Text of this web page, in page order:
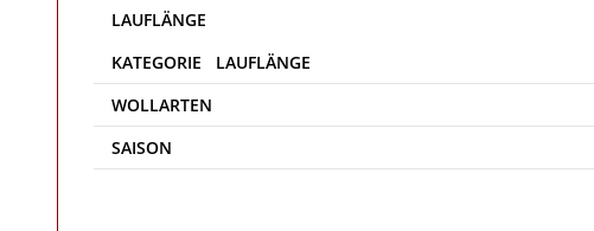
WOLLARTEN
SAISON